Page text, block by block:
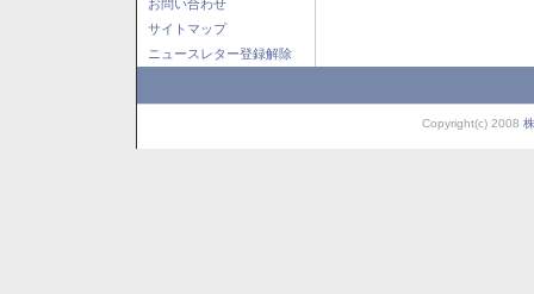
お問い合わせ
サイトマップ
ニュースレター登録解除
Copyright(c) 2008